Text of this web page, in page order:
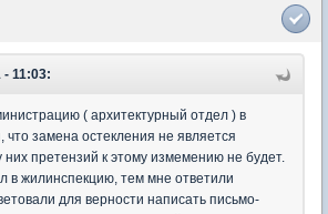
- 11:03:
( архитектурный отдел ) в
что замена остекления не является
них претензий к этому измемению не будет.
в жилинспекцию, тем мне ответили
для верности написать письмо-